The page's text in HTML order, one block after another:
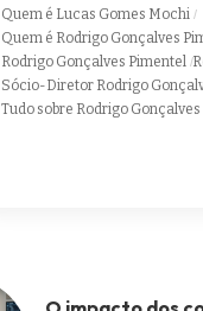
Quem é Lucas Gomes Mochi
Quem é Rodrigo Gonçalves
Rodrigo Gonçalves Pimentel
Sócio-Diretor Rodrigo
Tudo sobre Rodrigo